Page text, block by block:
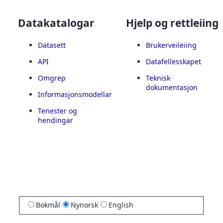
Datakatalogar
Datasett
API
Omgrep
Informasjonsmodellar
Tenester og
hendingar
Hjelp og rettleiing
Brukerveileiing
Datafellesskapet
Teknisk
dokumentasjon
Bokmål Nynorsk English